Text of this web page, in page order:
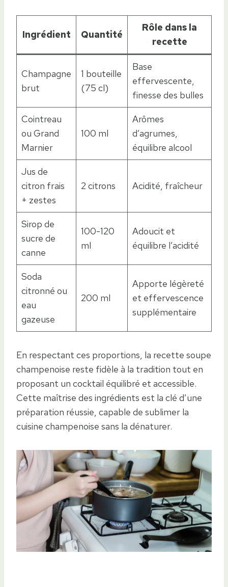
Ingrédient Quantité
Rôle dans la
recette
Champagne
brut
1 bouteille
(75 cl)
Base
effervescente,
finesse des bulles
Cointreau
ou Grand
Marnier
100 ml
Arômes
d’agrumes,
équilibre alcool
Jus de
citron frais
+ zestes
2 citrons Acidité, fraîcheur
Sirop de
sucre de
canne
100-120
ml
Adoucit et
équilibre l’acidité
Soda
citronné ou
eau
gazeuse
200 ml
Apporte légèreté
et effervescence
supplémentaire
En respectant ces proportions, la recette soupe
champenoise reste fidèle à la tradition tout en
proposant un cocktail équilibré et accessible.
Cette maîtrise des ingrédients est la clé d’une
préparation réussie, capable de sublimer la
cuisine champenoise sans la dénaturer.